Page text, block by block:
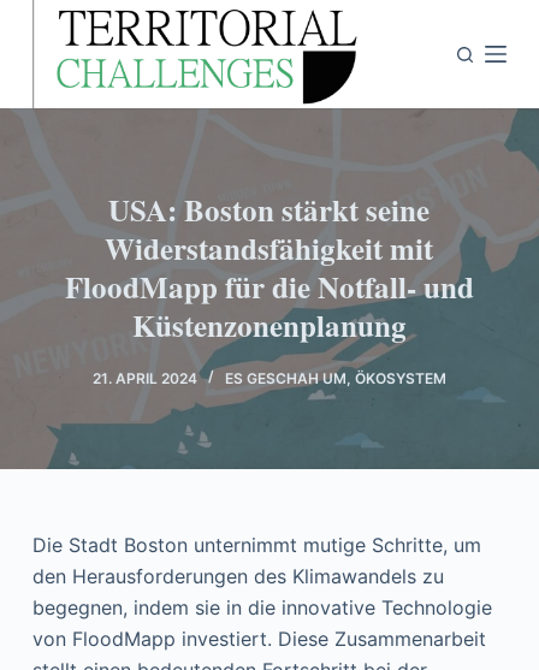
g
USA: Boston stärkt seine
Widerstandsfähigkeit mit
FloodMapp für die Notfall- und
Küstenzonenplanung
21. APRIL 2024 ES GESCHAH UM ÖKOSYSTEM
Die Stadt Boston unternimmt mutige Schritte, um
den Herausforderungen des Klimawandels zu
begegnen, indem sie in die innovative Technologie
von FloodMapp investiert. Diese Zusammenarbeit